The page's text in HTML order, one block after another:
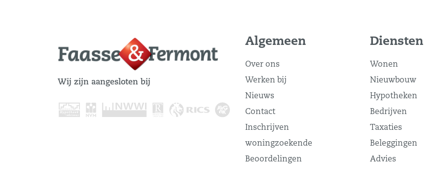
Wij zijn aangesloten bij
Algemeen
Over ons
Werken bij
Nieuws
Contact
Inschrijven
woningzoekende
Beoordelingen
Diensten
Wonen
Nieuwbouw
Hypotheken
Bedrijven
Taxaties
Beleggingen
Advies